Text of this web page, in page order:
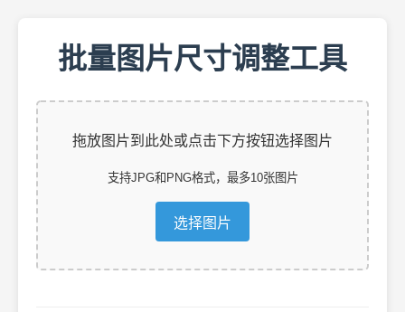
批量图片尺寸调整工具
拖放图片到此处或点击下方按钮选择图片
支持JPG和PNG格式，最多10张图片
选择图片